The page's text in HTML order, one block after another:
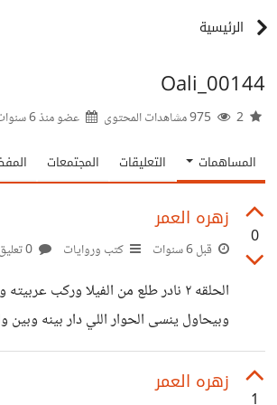
الرئيسية
Oali_00144
عضو منذ6 سنوات
المساهمات التعليقات المجتمعات
0
زهره العمر
قبل 6 سنوات كتب وروايات
الحلقه ٢ نادر طلع من الفيلا وركب
وبيحاول ينسى الحوار اللي دار بينه وبين
الكورنيش وفضل قااعد كتير لحد ما
نادر شويه ونروح لبيت من الطبقه
زهره العمر